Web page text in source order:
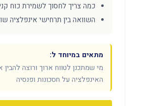
כמה צריך לחסוך לשמירת כוח
השוואה בין תרחישי אינפלציה
מתאים במיוחד ל:
מי שמתכנן לטווח ארוך ורוצה
האינפלציה על חסכונות ופנסיה